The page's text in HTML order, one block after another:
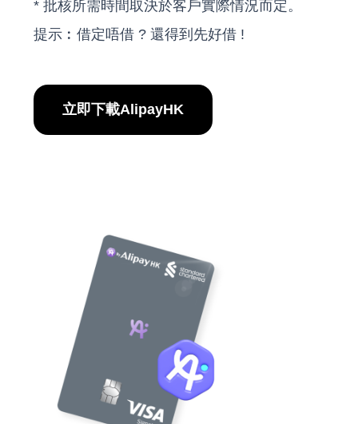
* 批核所需時間取決於客戶實際情況而定。
提示︰借定唔借 ? 還得到先好借 !
立即下載AlipayHK